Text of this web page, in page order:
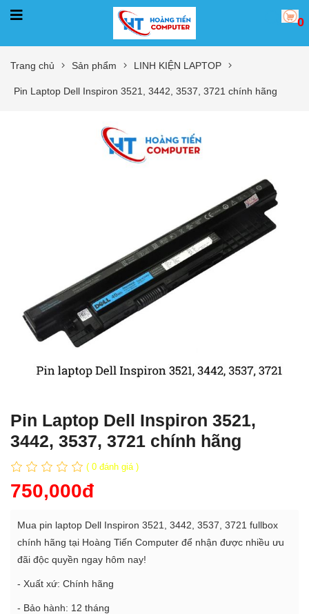
0
Trang chủ Sản phẩm LINH KIỆN LAPTOP
Pin Laptop Dell Inspiron 3521, 3442, 3537, 3721 chính hãng
Pin Laptop Dell Inspiron 3521,
3442, 3537, 3721 chính hãng
( 0 đánh giá )
750,000đ
Mua pin laptop Dell Inspiron 3521, 3442, 3537, 3721 fullbox
chính hãng tại Hoàng Tiến Computer để nhận được nhiều ưu
đãi độc quyền ngay hôm nay!
- Xuất xứ: Chính hãng
- Bảo hành: 12 tháng